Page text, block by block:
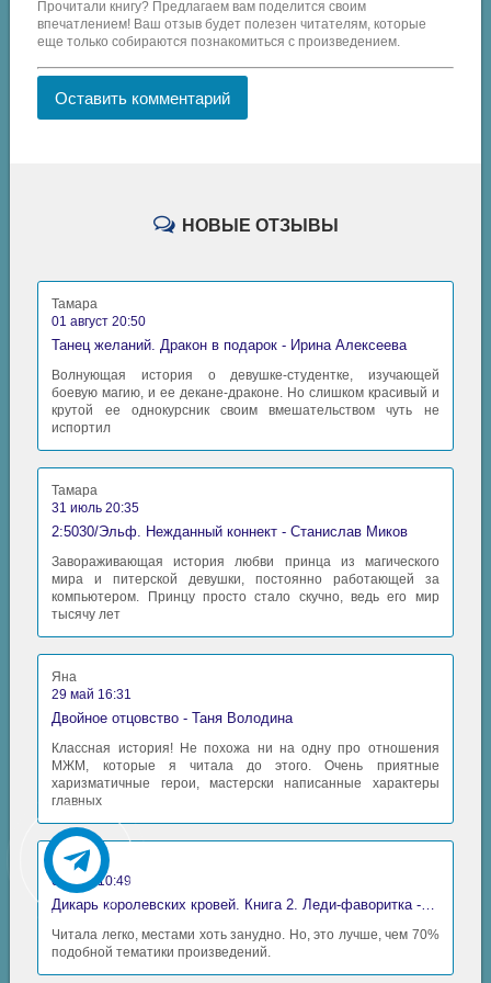
Прочитали книгу? Предлагаем вам поделится своим
впечатлением! Ваш отзыв будет полезен читателям, которые
еще только собираются познакомиться с произведением.
Оставить комментарий
НОВЫЕ ОТЗЫВЫ
Тамара
01 август 20:50
Танец желаний. Дракон в подарок - Ирина Алексеева
Волнующая история о девушке-студентке, изучающей
боевую магию, и ее декане-драконе. Но слишком красивый и
крутой ее однокурсник своим вмешательством чуть не
испортил
Тамара
31 июль 20:35
2:5030/Эльф. Нежданный коннект - Станислав Миков
Завораживающая история любви принца из магического
мира и питерской девушки, постоянно работающей за
компьютером. Принцу просто стало скучно, ведь его мир
тысячу лет
Яна
29 май 16:31
Двойное отцовство - Таня Володина
Классная история! Не похожа ни на одну про отношения
МЖМ, которые я читала до этого. Очень приятные
харизматичные герои, мастерски написанные характеры
главных
Аида
06 май 10:49
Дикарь королевских кровей. Книга 2. Леди-фаворитка - Анна Сергеевна Гаврилова
Читала легко, местами хоть занудно. Но, это лучше, чем 70%
подобной тематики произведений.